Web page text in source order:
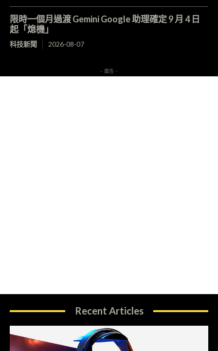
限時一個月過渡 Gemini Google 助理確定 9 月 4 日
起「熄機」
科技新聞 2026-08-07
- 廣告 -
Recent Articles